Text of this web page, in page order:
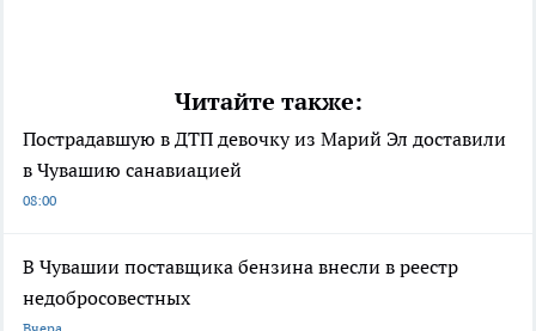
Читайте также:
Пострадавшую в ДТП девочку из Марий Эл доставили
в Чувашию санавиацией
08:00
В Чувашии поставщика бензина внесли в реестр
недобросовестных